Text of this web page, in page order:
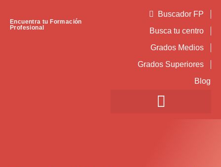
Encuentra tu Formación
Profesional
Buscador FP
Busca tu centro
Grados Medios
Grados Superiores
Blog